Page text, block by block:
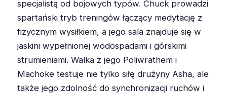
specjalistą od bojowych typów. Chuck prowadzi
spartański tryb treningów łączący medytację z
fizycznym wysiłkiem, a jego sala znajduje się w
jaskini wypełnionej wodospadami i górskimi
strumieniami. Walka z jego Poliwrathem i
Machoke testuje nie tylko siłę drużyny Asha, ale
także jego zdolność do synchronizacji ruchów i